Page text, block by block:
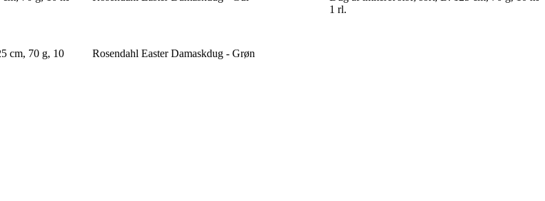
1 rl.
cm, 70 g, 10
Rosendahl Easter Damaskdug - Grøn